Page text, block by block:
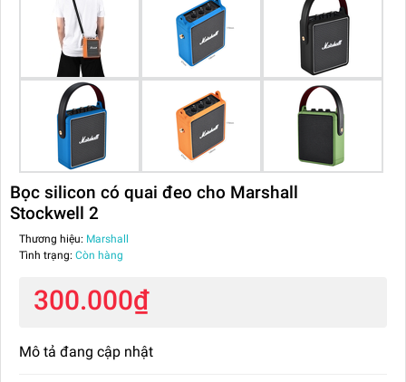
Bọc silicon có quai đeo cho Marshall
Stockwell 2
Thương hiệu: Marshall
Tình trạng: Còn hàng
300.000₫
Mô tả đang cập nhật